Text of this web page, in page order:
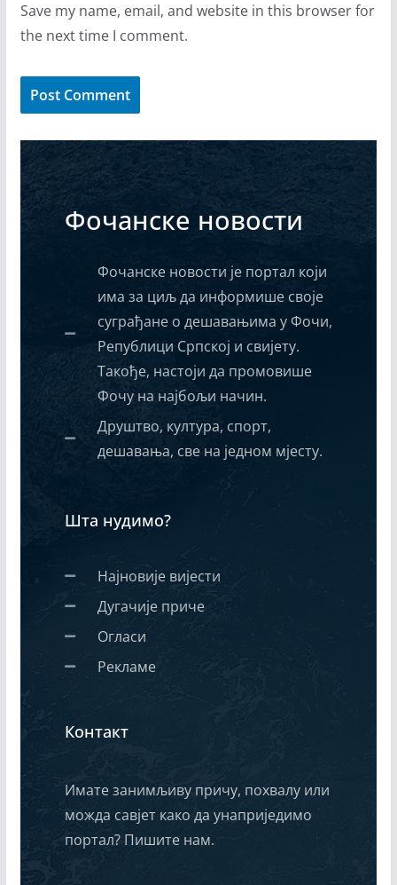
Save my name, email, and website in this browser for
the next time I comment.
Фочанске новости
Фочанске новости је портал који
има за циљ да информише своје
суграђане о дешавањима у Фочи,
Републици Српској и свијету.
Такође, настоји да промовише
Фочу на најбољи начин.
Друштво, култура, спорт,
дешавања, све на једном мјесту.
Шта нудимо?
Најновије вијести
Дугачије приче
Огласи
Рекламе
Контакт
Имате занимљиву причу, похвалу или
можда савјет како да унаприједимо
портал? Пишите нам.